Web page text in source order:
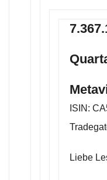
ISIN:
Liebe